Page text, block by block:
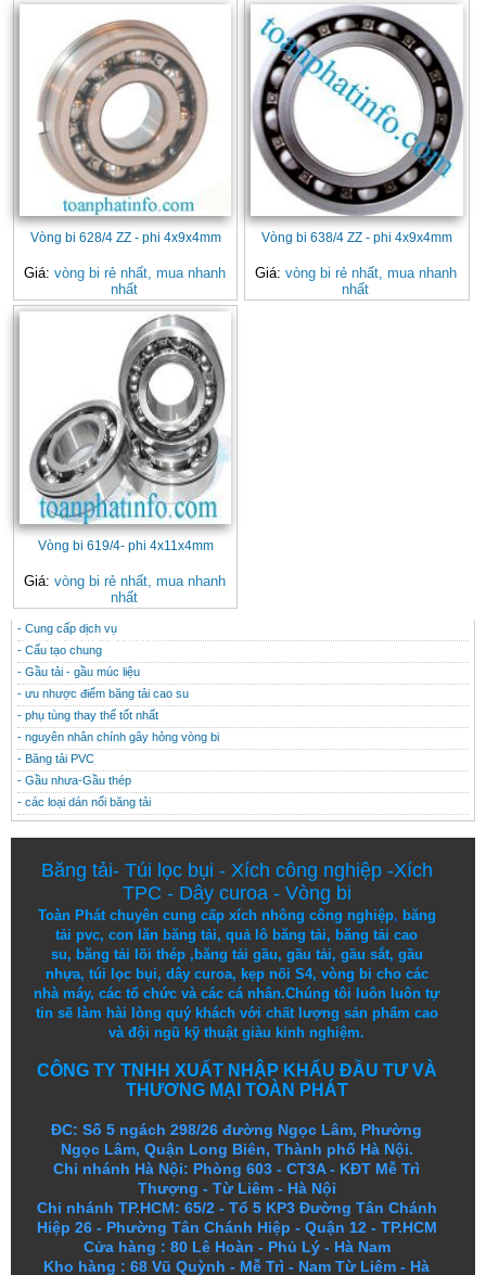
Vòng bi 628/4 ZZ - phi 4x9x4mm
Giá: vòng bi rẻ nhất, mua nhanh
nhất
Vòng bi 638/4 ZZ - phi 4x9x4mm
Giá: vòng bi rẻ nhất, mua nhanh
nhất
Vòng bi 619/4- phi 4x11x4mm
Giá: vòng bi rẻ nhất, mua nhanh
nhất
CONTACT
THÔNG TIN HỮU ÍCH
- Cung cấp dịch vụ
- Cấu tạo chung
- Gầu tải - gầu múc liệu
- ưu nhược điểm băng tải cao su
- phụ tùng thay thế tốt nhất
- nguyên nhân chính gây hỏng vòng bi
- Băng tải PVC
- Gầu nhưa-Gầu thép
- các loại dán nối băng tải
Băng tải- Túi lọc bụi - Xích công nghiệp-Xích
TPC - Dây curoa - Vòng bi
Toàn Phát chuyên cung cấp xích nhông công nghiệp, băng
tải pvc,con lăn băng tải,quả lô băng tải, băng tải cao
su, băng tải lõi thép,băng tải gầu, gầu tải, gầu sắt, gầu
nhựa, túi lọc bụi, dây curoa, kẹp nối S4, vòng bi cho các
nhà máy, các tổ chức và các cá nhân.Chúng tôi luôn luôn tự
tin sẽ làm hài lòng quý khách với chất lượng sảnphẩm cao
và đội ngũ kỹ thuật giàu kinh nghiệm.
CÔNG TY TNHH XUẤT NHẬP KHẨU ĐẦU TƯ VÀ
THƯƠNG MẠI TOÀN PHÁT
ĐC: Số 5 ngách 298/26 đường Ngọc Lâm, Phường
Ngọc Lâm, Quận Long Biên, Thành phố Hà Nội.
Chi nhánh Hà Nội: Phòng 603 - CT3A - KĐT Mễ Trì
Thượng - Từ Liêm - Hà Nội
Chi nhánh TP.HCM: 65/2 - Tổ 5 KP3 Đường Tân Chánh
Hiệp 26 - Phường Tân Chánh Hiệp - Quận 12 - TP.HCM
Cửa hàng : 80 Lê Hoàn - Phủ Lý - Hà Nam
Kho hàng :68 Vũ Quỳnh - Mễ Trì - Nam Từ Liêm - Hà